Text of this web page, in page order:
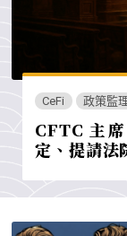
CeFi 政策監
CFTC 主
定、提請法